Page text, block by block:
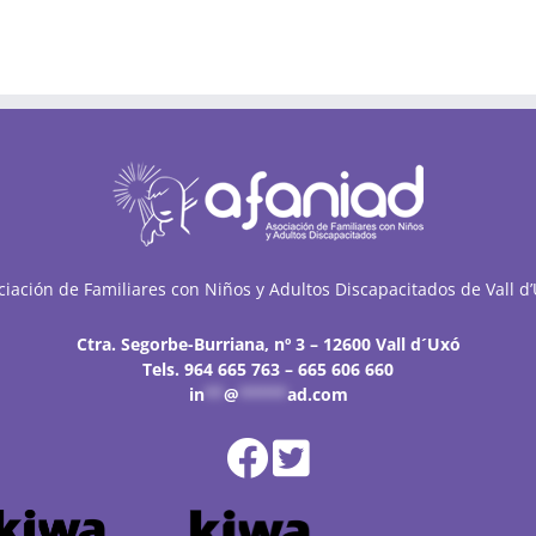
de Familiares con Niños y Adultos Discapacitados de Vall
Ctra. Segorbe-Burriana, nº 3 – 12600 Vall d´Uxó
Tels. 964 665 763 – 665 606 660
in** @ ad.com